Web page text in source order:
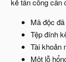
kẻ tấn công cần
Mã độc
Tệp đính
Tài khoản
Một lỗ